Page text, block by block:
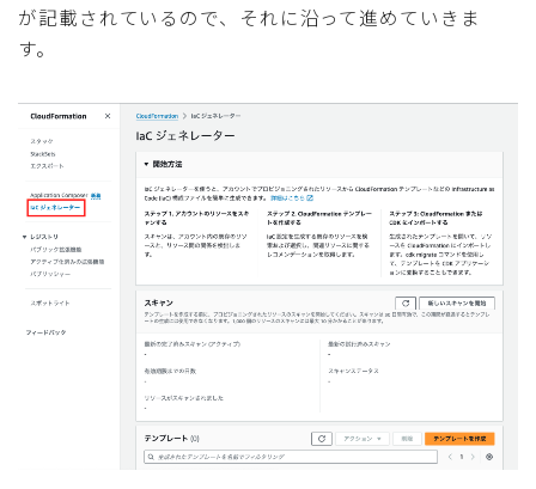
が記載されているので、それに沿って進めていきま
す。